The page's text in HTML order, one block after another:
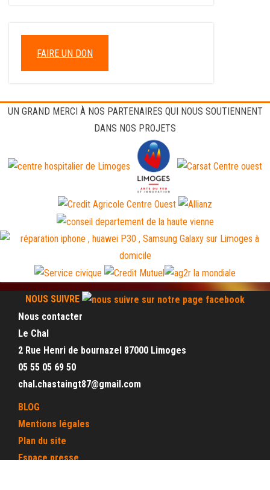
FAIRE UN DON
UN GRAND MERCI À NOS PARTENAIRES QUI NOUS SOUTIENNENT
DANS NOS PROJETS
NOUS SUIVRE
Nous contacter
Le Chal
2 Rue Henri de bournazel 87000 Limoges
05 55 05 69 50
chal.chastaingt87@gmail.com
BLOG
Mentions légales
Plan du site
Espace presse